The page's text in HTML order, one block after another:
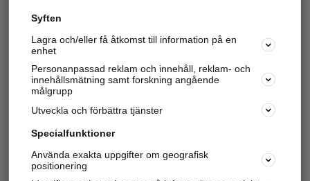
Syften
Lagra och/eller få åtkomst till information på en
enhet
Personanpassad reklam och innehåll, reklam- och
innehållsmätning samt forskning angående
målgrupp
Utveckla och förbättra tjänster
Specialfunktioner
Använda exakta uppgifter om geografisk
positionering